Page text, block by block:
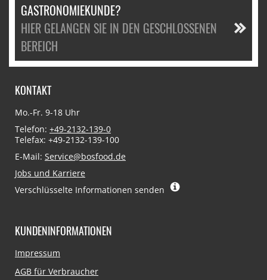
GASTRONOMIEKUNDE?
HIER GELANGEN SIE IN DEN GESCHLOSSENEN
BEREICH
KONTAKT
Mo.-Fr. 9-18 Uhr
Telefon: +49-2132-139-0
Telefax: +49-2132-139-100
E-Mail: Service@bosfood.de
Jobs und Karriere
Verschlüsselte Informationen senden
KUNDENINFORMATIONEN
Navigation
Impressum
AGB für Verbraucher